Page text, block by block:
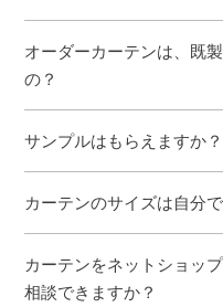
オーダーカーテンは、既
の？
サンプルはもらえますか？
カーテンのサイズは自分
カーテンをネットショッ
相談できますか？